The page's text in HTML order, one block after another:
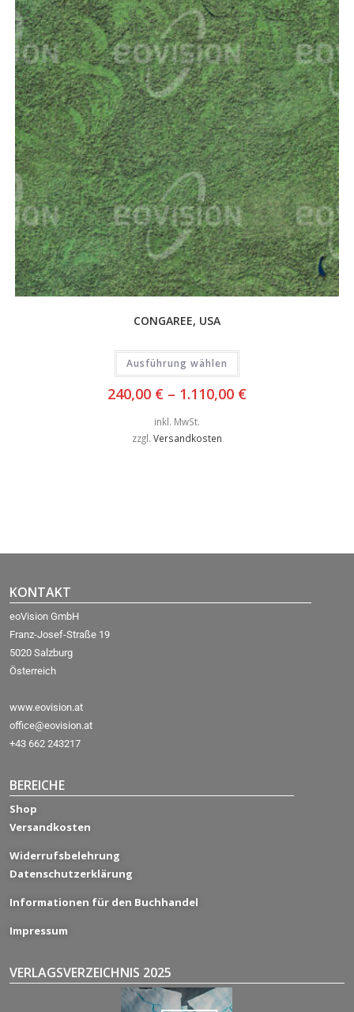
CONGAREE, USA
Ausführung wählen
240,00 € – 1.110,00 €
inkl. MwSt.
zzgl. Versandkosten
KONTAKT
eoVision GmbH
Franz-Josef-Straße 19
5020 Salzburg
Österreich
www.eovision.at
office@eovision.at
+43 662 243217
BEREICHE
Shop
Versandkosten
Widerrufsbelehrung
Datenschutzerklärung
Informationen für den Buchhandel
Impressum
VERLAGSVERZEICHNIS 2025